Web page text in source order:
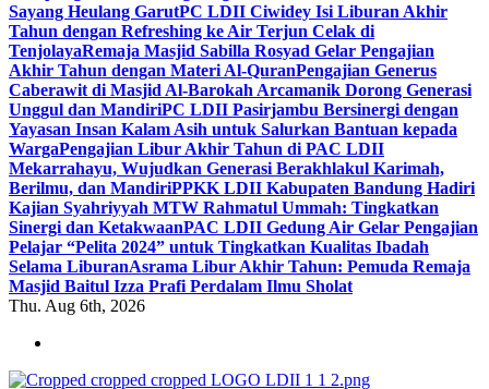
Sayang Heulang GarutPC LDII Ciwidey Isi Liburan Akhir
Tahun dengan Refreshing ke Air Terjun Celak di
TenjolayaRemaja Masjid Sabilla Rosyad Gelar Pengajian
Akhir Tahun dengan Materi Al-QuranPengajian Generus
Caberawit di Masjid Al-Barokah Arcamanik Dorong Generasi
Unggul dan MandiriPC LDII Pasirjambu Bersinergi dengan
Yayasan Insan Kalam Asih untuk Salurkan Bantuan kepada
WargaPengajian Libur Akhir Tahun di PAC LDII
Mekarrahayu, Wujudkan Generasi Berakhlakul Karimah,
Berilmu, dan MandiriPPKK LDII Kabupaten Bandung Hadiri
Kajian Syahriyyah MTW Rahmatul Ummah: Tingkatkan
Sinergi dan KetakwaanPAC LDII Gedung Air Gelar Pengajian
Pelajar “Pelita 2024” untuk Tingkatkan Kualitas Ibadah
Selama LiburanAsrama Libur Akhir Tahun: Pemuda Remaja
Masjid Baitul Izza Prafi Perdalam Ilmu Sholat
Thu. Aug 6th, 2026